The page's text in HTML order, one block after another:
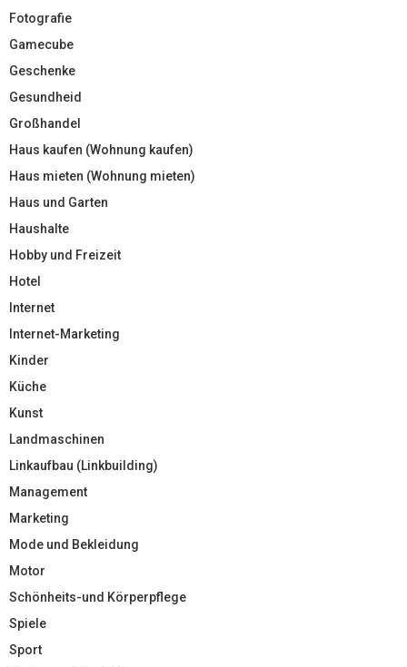
Fotografie
Gamecube
Geschenke
Gesundheid
Großhandel
Haus kaufen (Wohnung kaufen)
Haus mieten (Wohnung mieten)
Haus und Garten
Haushalte
Hobby und Freizeit
Hotel
Internet
Internet-Marketing
Kinder
Küche
Kunst
Landmaschinen
Linkaufbau (Linkbuilding)
Management
Marketing
Mode und Bekleidung
Motor
Schönheits-und Körperpflege
Spiele
Sport